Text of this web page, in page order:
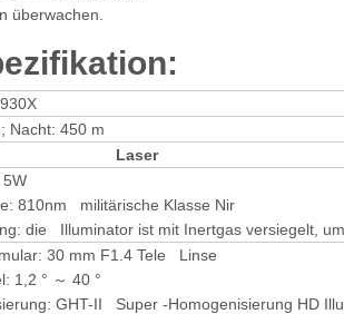
überwachen.
Nacht: 450 m
5W
810nm militärische Klasse Nir
die Illuminator ist mit Inertgas versiegelt,
30 mm F1.4 Tele Linse
1,2 ° ～ 40 °
GHT-II Super -Homogenisierung HD